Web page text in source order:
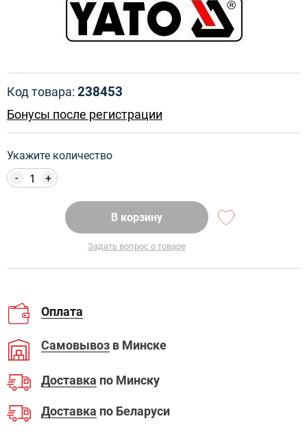
Код товара: 238453
Бонусы после регистрации
Укажите количество
+
-
В корзину
Задать вопрос о товаре
Оплата
Самовывоз в Минске
Доставка по Минску
Доставка по Беларуси